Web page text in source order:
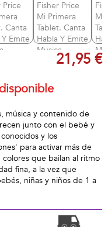
21,95 €
música y contenido de
junto con el bebé y
y los
para activar más de
colores que bailan al ritmo
fina, a la vez que
niñas y niños de 1 a